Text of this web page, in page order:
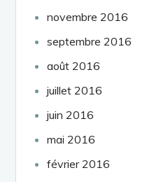
novembre 2016
septembre 2016
août 2016
juillet 2016
juin 2016
mai 2016
février 2016